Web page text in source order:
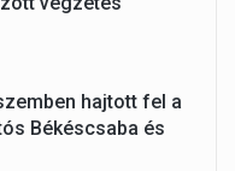
hajtott fel a
Békéscsaba és